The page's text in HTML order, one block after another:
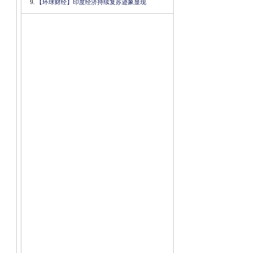
【环球财经】印度经济持续复苏迹象显现